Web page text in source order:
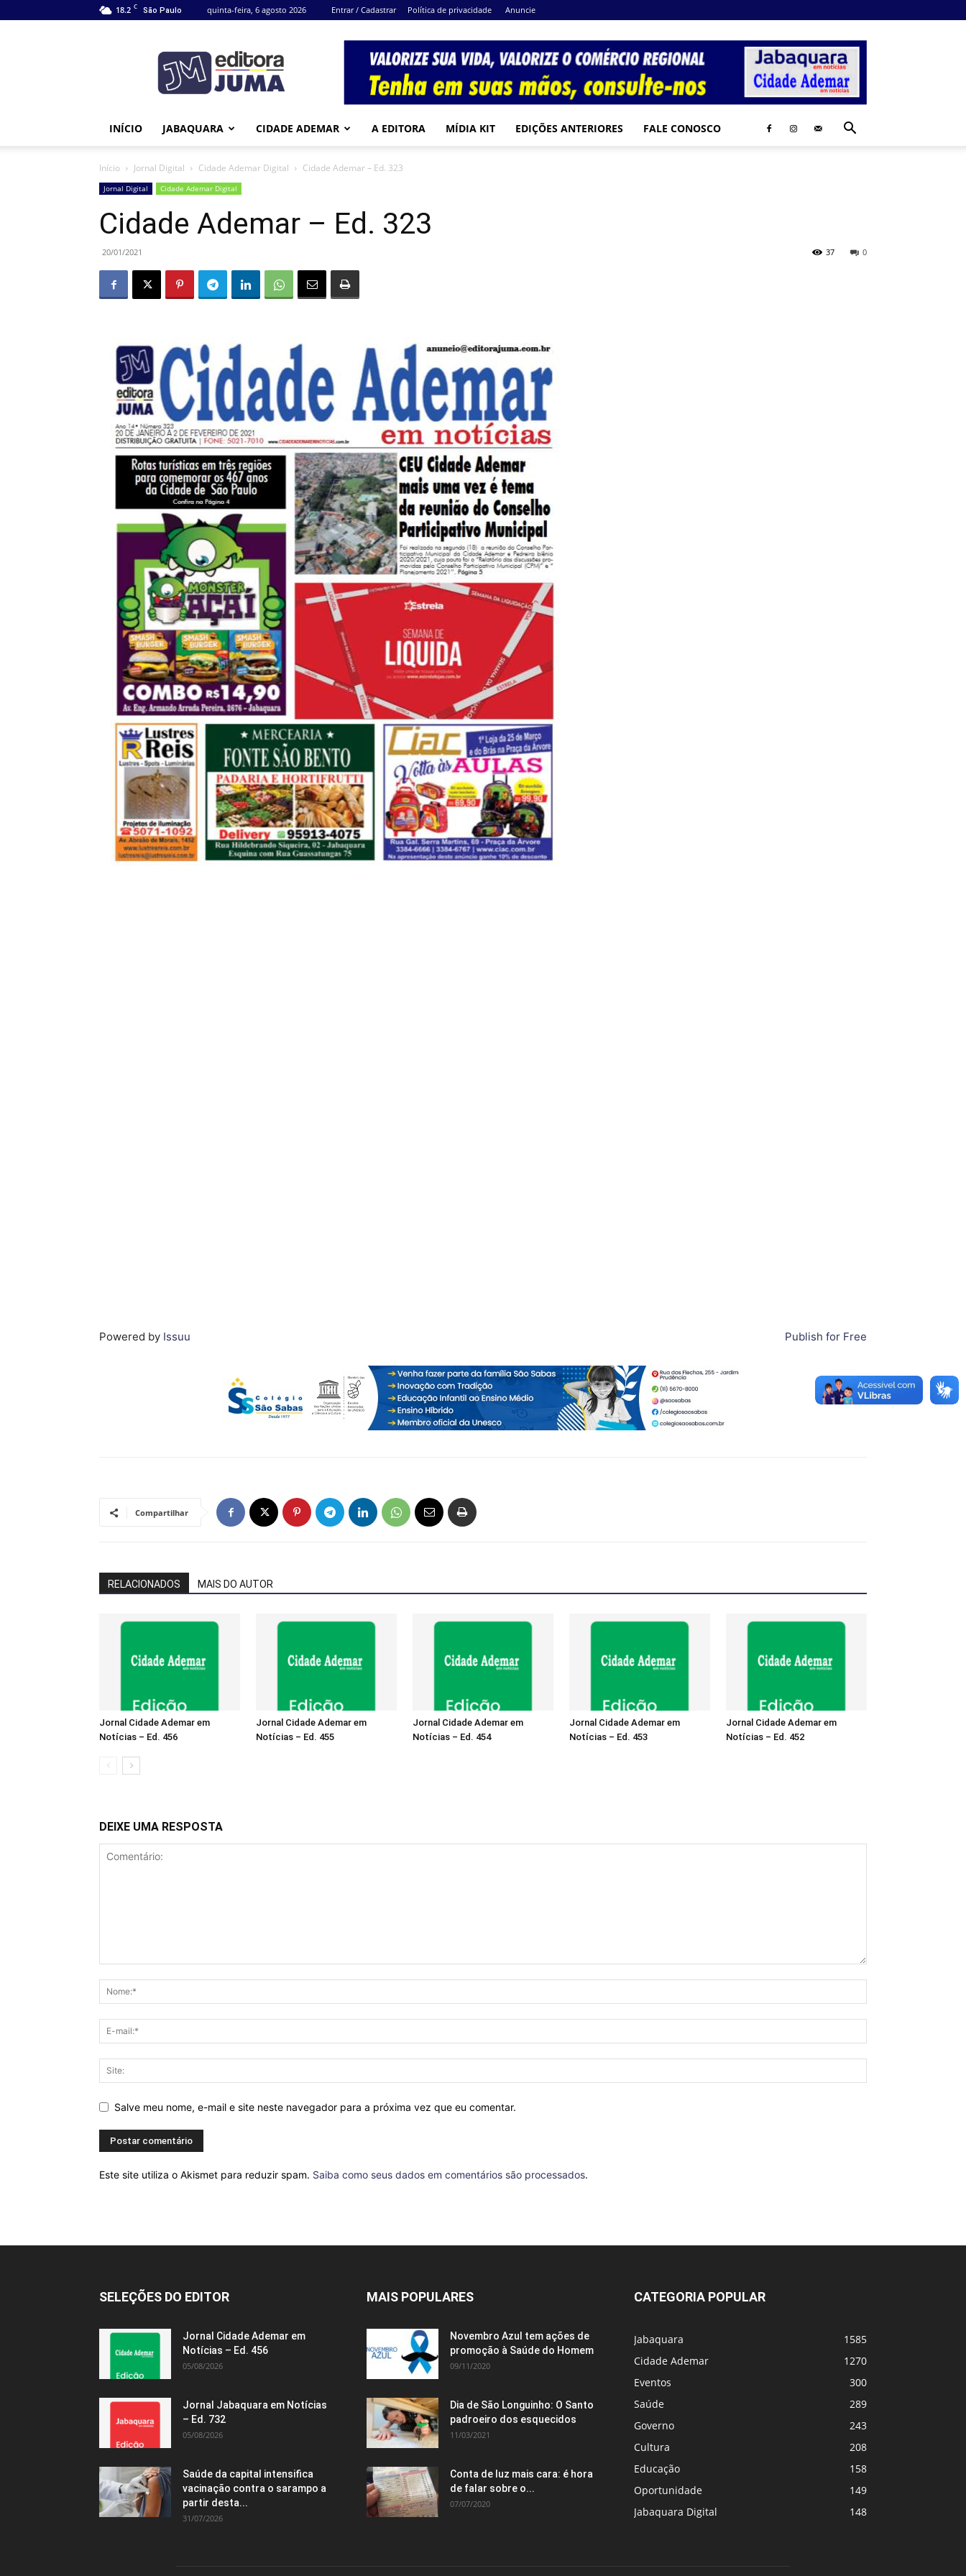
18.2 C São Paulo quinta-feira, 6 agosto 2026 Entrar / Cadastrar Política de privacidade Anuncie
Juma
INÍCIO JABAQUARA CIDADE ADEMAR A EDITORA MÍDIA KIT EDIÇÕES ANTERIORES FALE CONOSCO
Início Jornal Digital Cidade Ademar Digital Cidade Ademar – Ed. 323
Jornal Digital Cidade Ademar Digital
Cidade Ademar – Ed. 323
20/01/2021 0
37
Powered by Issuu Publish for Free
Compartilhar
RELACIONADOS MAIS DO AUTOR
Jornal Cidade Ademar em
Notícias – Ed. 456
Jornal Cidade Ademar em
Notícias – Ed. 455
Jornal Cidade Ademar em
Notícias – Ed. 454
Jornal Cidade Ademar em
Notícias – Ed. 453
Jornal Cidade Ademar em
Notícias – Ed. 452
DEIXE UMA RESPOSTA
Salve meu nome, e-mail e site neste navegador para a próxima vez que eu comentar.
Este site utiliza o Akismet para reduzir spam. Saiba como seus dados em comentários são processados.
SELEÇÕES DO EDITOR
Jornal Cidade Ademar em
Notícias – Ed. 456
05/08/2026
Jornal Jabaquara em Notícias
– Ed. 732
05/08/2026
Saúde da capital intensifica
vacinação contra o sarampo a
partir desta...
31/07/2026
MAIS POPULARES
Novembro Azul tem ações de
promoção à Saúde do Homem
09/11/2020
Dia de São Longuinho: O Santo
padroeiro dos esquecidos
11/03/2021
Conta de luz mais cara: é hora
de falar sobre o...
07/07/2020
CATEGORIA POPULAR
Jabaquara
1585
Cidade Ademar
1270
Eventos
300
Saúde
289
Governo
243
Cultura
208
Educação
158
Oportunidade
149
Jabaquara Digital
148